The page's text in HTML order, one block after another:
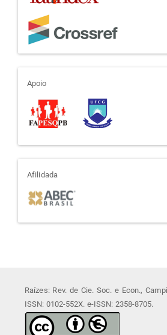
apoio
Apoio
afiliada
Afilidada
Raízes: Rev. de Cie. Soc. e Econ.,
ISSN: 0102-552X. e-ISSN: 2358-8705.